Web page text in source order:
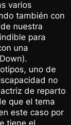
varios
también con
nuestra
para
una
uno de
no
de reparto
que el tema
este caso por
tiene el